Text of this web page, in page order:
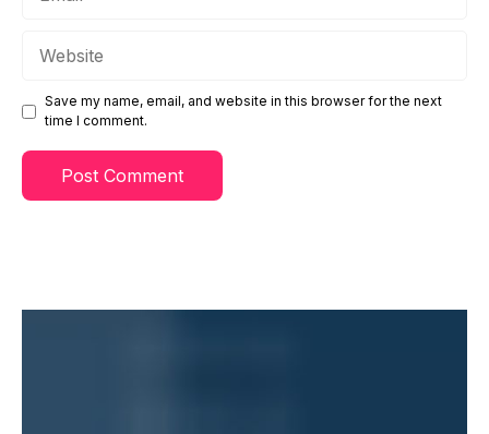
Save my name, email, and website in this browser for the next
time I comment.